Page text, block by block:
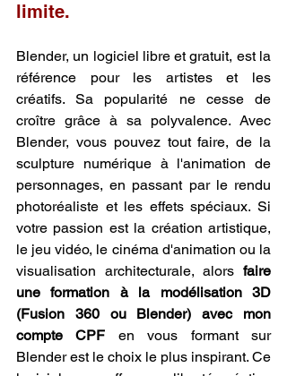
limite.
Blender, un logiciel libre et gratuit, est la
référence pour les artistes et les
créatifs. Sa popularité ne cesse de
croître grâce à sa polyvalence. Avec
Blender, vous pouvez tout faire, de la
sculpture numérique à l'animation de
personnages, en passant par le rendu
photoréaliste et les effets spéciaux. Si
votre passion est la création artistique,
le jeu vidéo, le cinéma d'animation ou la
visualisation architecturale, alors faire
une formation à la modélisation 3D
(Fusion 360 ou Blender) avec mon
compte CPF en vous formant sur
Blender est le choix le plus inspirant. Ce